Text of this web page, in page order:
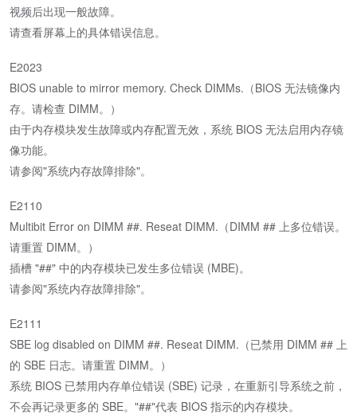
视频后出现一般故障。
请查看屏幕上的具体错误信息。
E2023
BIOS unable to mirror memory. Check DIMMs.（BIOS 无法镜像内
存。请检查 DIMM。）
由于内存模块发生故障或内存配置无效，系统 BIOS 无法启用内存镜
像功能。
请参阅"系统内存故障排除"。
E2110
Multibit Error on DIMM ##. Reseat DIMM.（DIMM ## 上多位错误。
请重置 DIMM。）
插槽 "##" 中的内存模块已发生多位错误 (MBE)。
请参阅"系统内存故障排除"。
E2111
SBE log disabled on DIMM ##. Reseat DIMM.（已禁用 DIMM ## 上
的 SBE 日志。请重置 DIMM。）
系统 BIOS 已禁用内存单位错误 (SBE) 记录，在重新引导系统之前，
不会再记录更多的 SBE。"##"代表 BIOS 指示的内存模块。